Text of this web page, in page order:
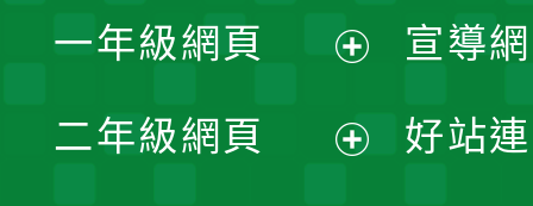
一年級網頁
開
二年級網頁
宣導
好站